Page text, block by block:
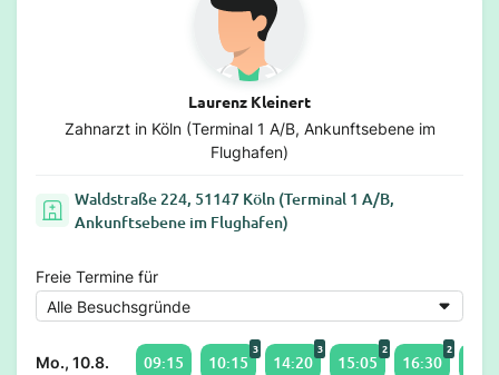
Laurenz Kleinert
Zahnarzt in Köln (Terminal 1 A/B, Ankunftsebene im
Flughafen)
Waldstraße 224, 51147 Köln (Terminal 1 A/B,
Ankunftsebene im Flughafen)
Freie Termine für
Mo., 10.8. 09:15 10:15
3
14:20
3
15:05
2
16:30
2